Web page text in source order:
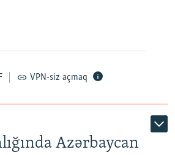
VPN-siz açmaq
Azərbaycan